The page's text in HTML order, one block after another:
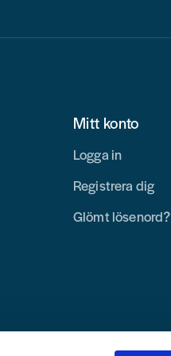
Mitt konto
Logga in
Registrera dig
Glömt lösenord?